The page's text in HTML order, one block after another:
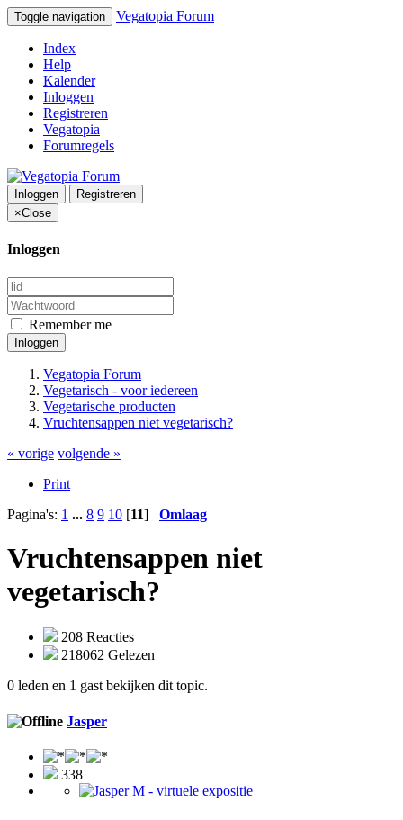
Toggle navigation Vegatopia Forum
Index
Help
Kalender
Inloggen
Registreren
Vegatopia
Forumregels
Inloggen
Registreren
×Close
Inloggen
Remember me
Inloggen
Vegatopia Forum
Vegetarisch - voor iedereen
Vegetarische producten
Vruchtensappen niet vegetarisch?
« vorige volgende »
Print
Pagina's: 1 ... 8 9 10 [11] Omlaag
Vruchtensappen niet
vegetarisch?
208 Reacties
218062 Gelezen
0 leden en 1 gast bekijken dit topic.
Jasper
338